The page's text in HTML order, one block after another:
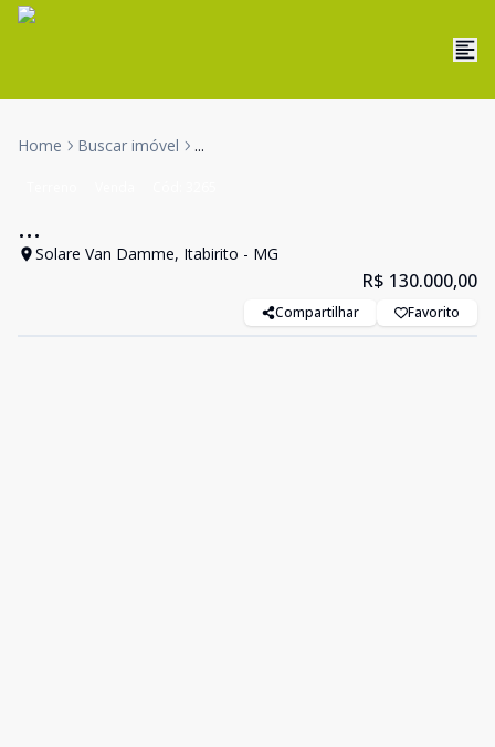
Home Buscar imóvel ...
...
Solare Van Damme, Itabirito - MG
R$ 130.000,00
Compartilhar Favorito